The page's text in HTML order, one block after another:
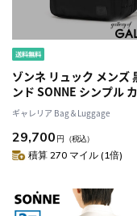
ゾンネ リュック メンズ
ンド SONNE シンプル
ル おしゃれ ビジネス 通
ック ビジネスリュック
業 出張 2層 拡張 撥水 A4
15inch STAR FLYER バ
ギャレリア Bag＆Luggage
29,700 円 （税込）
積算 270 マイル (1倍)